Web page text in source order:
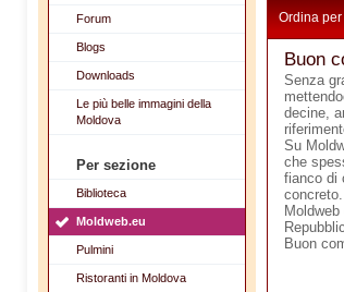
Forum
Blogs
Downloads
Le più belle immagini della
Moldova
Per sezione
Biblioteca
Moldweb.eu
Pulmini
Ristoranti in Moldova
Ordina per
Buon
Senza
decine,
Su
che
fianco di
concreto.
Buon